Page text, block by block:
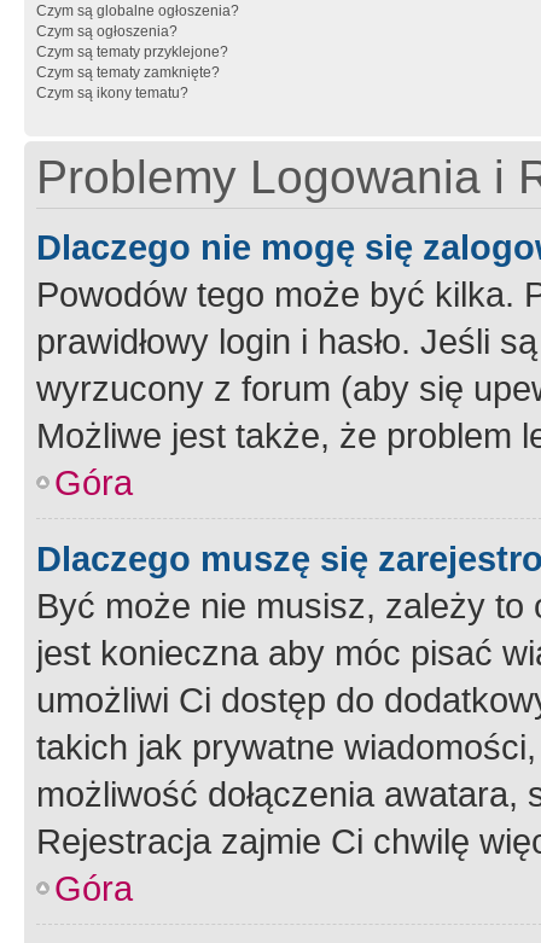
Czym są globalne ogłoszenia?
Czym są ogłoszenia?
Czym są tematy przyklejone?
Czym są tematy zamknięte?
Czym są ikony tematu?
Problemy Logowania i
Dlaczego nie mogę się
Powodów tego może być kilka.
prawidłowy login i hasło. Jeśli
wyrzucony z forum (aby się
Możliwe jest także, że problem
Góra
Dlaczego muszę się
Być może nie musisz, zależy
jest konieczna aby móc pisać
umożliwi Ci dostęp do
takich jak prywatne
możliwość dołączenia
Rejestracja zajmie Ci chwilę
Góra